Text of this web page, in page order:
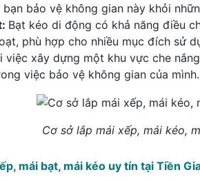
bảo vệ không gian này khỏi
Bạt kéo di động có khả năng điều
phù hợp cho nhiều mục đích sử
việc xây dựng một khu vực che
việc bảo vệ không gian của mình.
Cơ sở lắp mái xếp, mái kéo,
mái bạt, mái kéo uy tín tại Tiền